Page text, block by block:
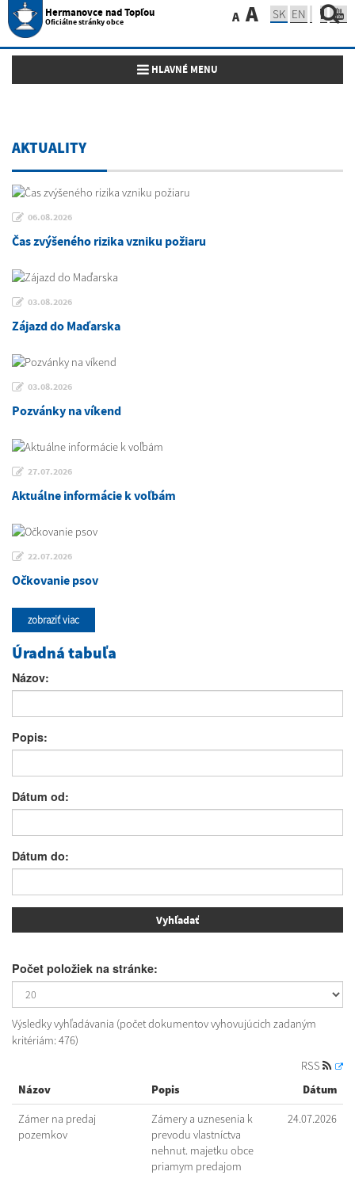
Hermanovce nad Topľou
Oficiálne stránky obce A A SK EN
Toggle navigation
HLAVNÉ MENU
AKTUALITY
06.08.2026
Čas zvýšeného rizika vzniku požiaru
03.08.2026
Zájazd do Maďarska
03.08.2026
Pozvánky na víkend
27.07.2026
Aktuálne informácie k voľbám
22.07.2026
Očkovanie psov
zobraziť viac
Úradná tabuľa
Názov:
Popis:
Dátum od:
Dátum do:
Počet položiek na stránke:
Výsledky vyhľadávania (počet dokumentov vyhovujúcich zadaným
kritériám: 476)
RSS
Názov
Popis Dátum
Zámer na predaj
pozemkov
Zámery a uznesenia k
prevodu vlastníctva
nehnut. majetku obce
priamym predajom
24.07.2026